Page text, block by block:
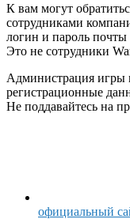
К вам могут
сотрудниками
логин и пароль почты
Это не сотрудники
Администрация игры
регистрационные
Не поддавайтесь на
официальный